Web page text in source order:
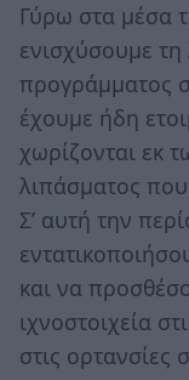
Γύρω στα μέσα
ενισχύσουμε
προγράμματος
έχουμε ήδη
χωρίζονται εκ
λιπάσματος
Σ’ αυτή την
και να
ιχνοστοιχεία
στις ορτανσίες